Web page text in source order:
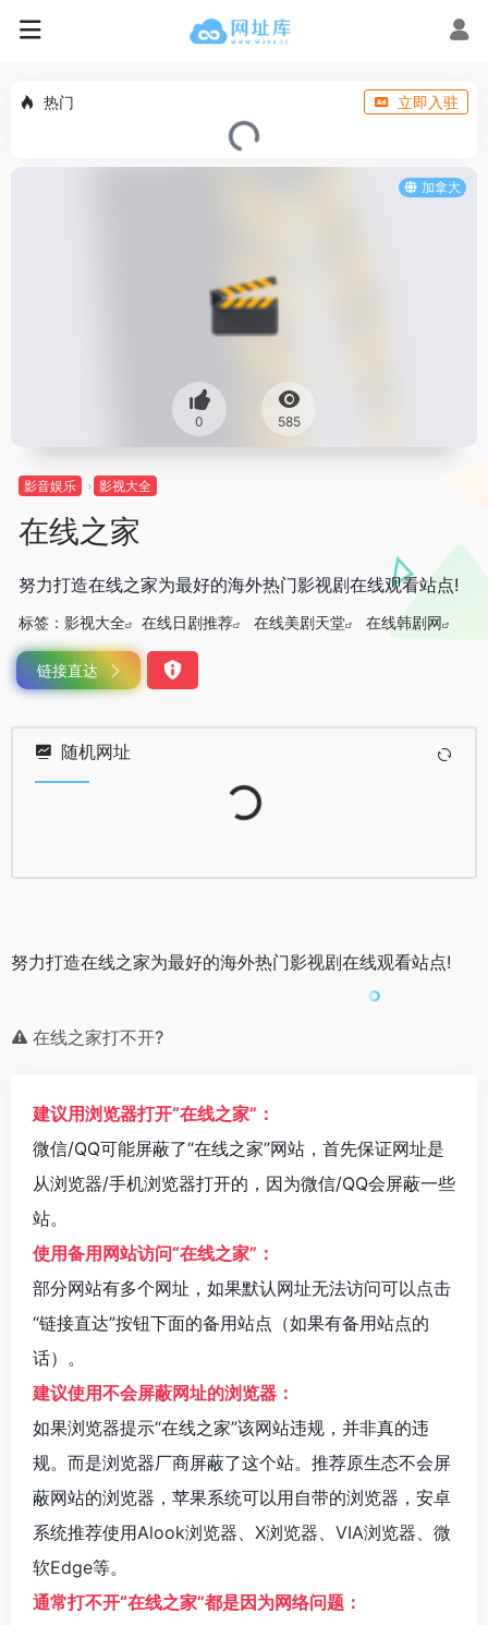
热门 立即入驻
加拿大
0 585
影音娱乐 影视大全
在线之家
努力打造在线之家为最好的海外热门影视剧在线观看站点!
标签： 影视大全 在线日剧推荐 在线美剧天堂 在线韩剧网
链接直达
随机网址
Loading...
努力打造在线之家为最好的海外热门影视剧在线观看站点!
在线之家打不开?
建议用浏览器打开“在线之家”：
微信/QQ可能屏蔽了“在线之家”网站，首先保证网址是
从浏览器/手机浏览器打开的，因为微信/QQ会屏蔽一些
站。
使用备用网站访问“在线之家”：
部分网站有多个网址，如果默认网址无法访问可以点击
“链接直达”按钮下面的备用站点（如果有备用站点的
话）。
建议使用不会屏蔽网址的浏览器：
如果浏览器提示“在线之家”该网站违规，并非真的违
规。而是浏览器厂商屏蔽了这个站。推荐原生态不会屏
蔽网站的浏览器，苹果系统可以用自带的浏览器，安卓
系统推荐使用Alook浏览器、 X浏览器、 VIA浏览器、 微
软Edge等。
通常打不开“在线之家”都是因为网络问题：